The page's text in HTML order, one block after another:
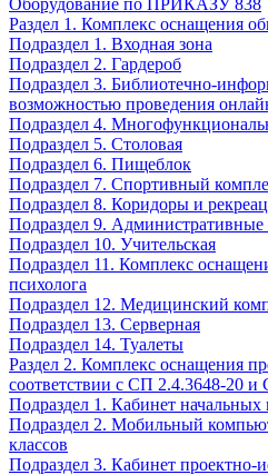
Оборудование по ПРИКАЗУ 838
Раздел 1. Комплекс оснащения
Подраздел 1. Входная зона
Подраздел 2. Гардероб
Подраздел 3. Библиотечно-
возможностью проведения
Подраздел 4.
Подраздел 5. Столовая
Подраздел 6. Пищеблок
Подраздел 7. Спортивный
Подраздел 8. Коридоры и
Подраздел 9. Административные
Подраздел 10. Учительская
Подраздел 11. Комплекс
психолога
Подраздел 12. Медицинский
Подраздел 13. Серверная
Подраздел 14. Туалеты
Раздел 2. Комплекс оснащения
соответствии с СП 2.4.3648-20
Подраздел 1. Кабинет начальных
Подраздел 2. Мобильный
классов
Подраздел 3. Кабинет проектно-